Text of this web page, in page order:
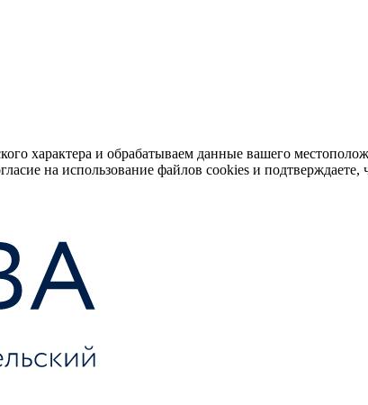
характера и обрабатываем данные вашего
на использование файлов cookies и подтверждаете,